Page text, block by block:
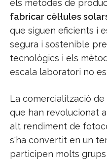
els mètodes de
fabricar cèl·lules
que siguen eficients i
segura i sostenible
tecnològics i els
escala laboratori no
La comercialització
que han revolucionat
alt rendiment de
s'ha convertit en un
participen molts